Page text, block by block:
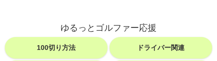
ゆるっとゴルファー応援
100切り方法 ドライバー関連